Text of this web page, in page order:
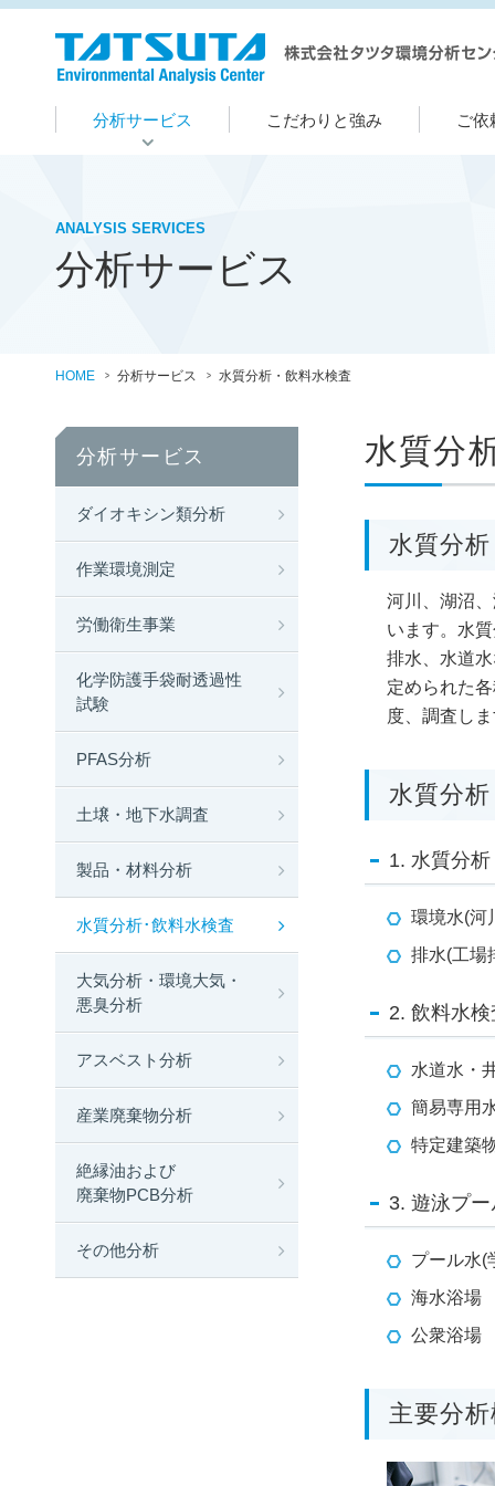
分析サービス こだわりと強み ご依
ANALYSIS SERVICES
分析サービス
HOME 分析サービス 水質分析・飲料水検査
水質分
水質分
河川、湖沼
います。水
排水、水道
定められた
度、調査し
水質分
1. 水質分析
環境水(河
排水(工場
2. 飲料水検
水道水・
簡易専用
特定建築
3. 遊泳プ
プール水(
海水浴場
公衆浴場
主要分
分析サービス
ダイオキシン類分析
作業環境測定
労働衛生事業
化学防護手袋耐透過性
試験
PFAS分析
土壌・地下水調査
製品・材料分析
水質分析･飲料水検査
大気分析・環境大気・
悪臭分析
アスベスト分析
産業廃棄物分析
絶縁油および
廃棄物PCB分析
その他分析